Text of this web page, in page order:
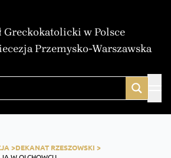
Greckokatolicki w Polsce
Przemysko-Warszawska
>DEKANAT RZESZOWSKI >